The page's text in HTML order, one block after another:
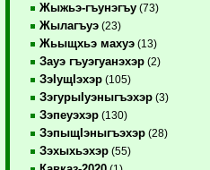
Жыжьэ-гъунэгъу (73)
Жылагъуэ (23)
Жьыщхьэ махуэ (13)
Зауэ гъуэгуанэхэр (2)
ЗэIущIэхэр (105)
ЗэгурыIуэныгъэхэр (3)
Зэпеуэхэр (130)
ЗэпыщIэныгъэхэр (28)
Зэхыхьэхэр (55)